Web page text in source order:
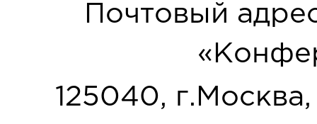
Почтовый
125040, г.Москва,